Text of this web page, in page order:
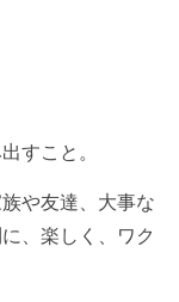
すこと。
や友達、大事な
、楽しく、ワク